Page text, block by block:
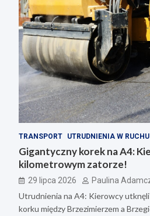
TRANSPORT UTRUDNIENIA W RUCHU
Gigantyczny korek na A4:
kilometrowym zatorze!
29 lipca 2026 Paulina
Utrudnienia na A4: Kierowcy
korku między Brzezimierzem a